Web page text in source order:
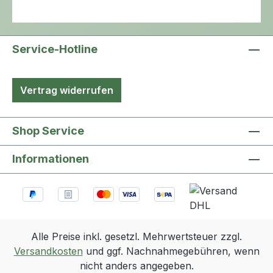
Skalierung und Vlies-Rückseite für
angenehmes Tragegefühl. Der
Beinbeutel hat eine Schlauchlänge
Volumen von 750 ml. Hersteller:
medi1one medical GmbH
Service-Hotline
Vertrag widerrufen
Shop Service
Informationen
Alle Preise inkl. gesetzl. Mehrwertsteuer zzgl.
Versandkosten und ggf. Nachnahmegebühren, wenn
nicht anders angegeben.